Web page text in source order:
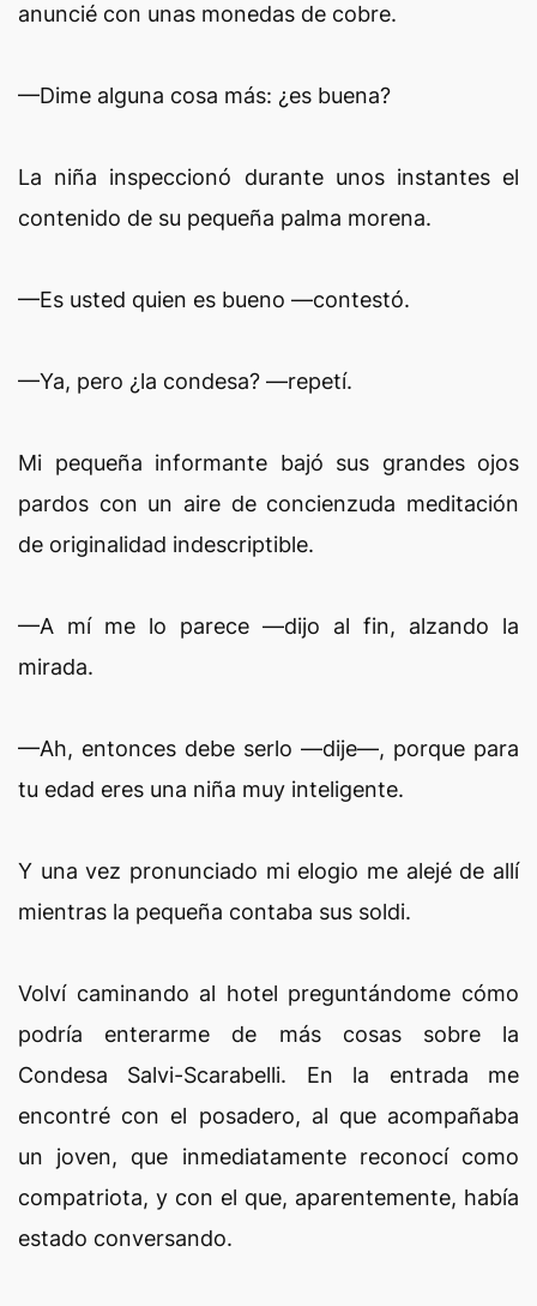
anuncié con unas monedas de cobre.
—Dime alguna cosa más: ¿es buena?
La niña inspeccionó durante unos instantes el
contenido de su pequeña palma morena.
—Es usted quien es bueno —contestó.
—Ya, pero ¿la condesa? —repetí.
Mi pequeña informante bajó sus grandes ojos
pardos con un aire de concienzuda meditación
de originalidad indescriptible.
—A mí me lo parece —dijo al fin, alzando la
mirada.
—Ah, entonces debe serlo —dije—, porque para
tu edad eres una niña muy inteligente.
Y una vez pronunciado mi elogio me alejé de allí
mientras la pequeña contaba sus soldi.
Volví caminando al hotel preguntándome cómo
podría enterarme de más cosas sobre la
Condesa Salvi-Scarabelli. En la entrada me
encontré con el posadero, al que acompañaba
un joven, que inmediatamente reconocí como
compatriota, y con el que, aparentemente, había
estado conversando.